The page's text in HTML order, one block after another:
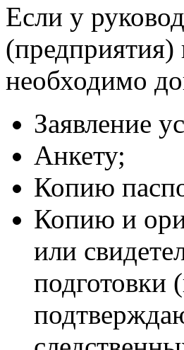
Если у
(предприятия)
необходимо
Заявление
Анкету;
Копию
Копию и
или
подготовки